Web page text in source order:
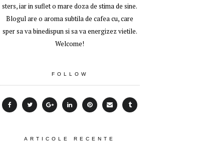
sters, iar in suflet o mare doza de stima de sine.
Blogul are o aroma subtila de cafea cu, care
sper sa va binedispun si sa va energizez vietile.
Welcome!
FOLLOW
ARTICOLE RECENTE